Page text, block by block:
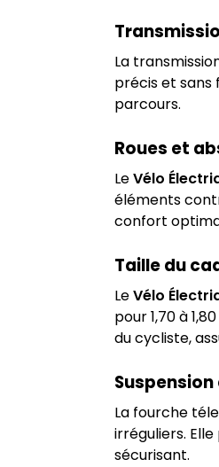
La
précis et sans
parcours.
Roues et
LeVélo
éléments
confort
Taille du
LeVélo
pour 1,70 à
du cycliste,
La fourche
irréguliers.
sécurisant.